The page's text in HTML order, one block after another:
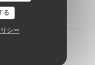
る
シー